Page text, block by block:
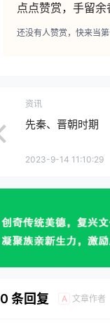
点点赞赏，手留余
还没有人赞赏，快来当第
资讯
先秦、晋朝时期
2023-9-14 11:10:29
0 条回复 A 文章作者